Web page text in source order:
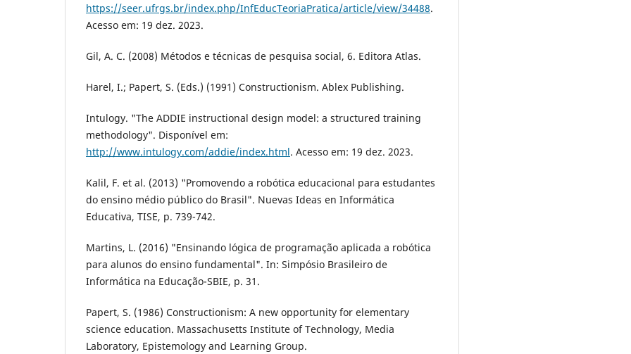
https://seer.ufrgs.br/index.php/InfEducTeoriaPratica/article/view/34488.
Acesso em: 19 dez. 2023.
Gil, A. C. (2008) Métodos e técnicas de pesquisa social, 6. Editora Atlas.
Harel, I.; Papert, S. (Eds.) (1991) Constructionism. Ablex Publishing.
Intulogy. "The ADDIE instructional design model: a structured training
methodology". Disponível em:
http://www.intulogy.com/addie/index.html. Acesso em: 19 dez. 2023.
Kalil, F. et al. (2013) "Promovendo a robótica educacional para estudantes
do ensino médio público do Brasil". Nuevas Ideas en Informática
Educativa, TISE, p. 739-742.
Martins, L. (2016) "Ensinando lógica de programação aplicada a robótica
para alunos do ensino fundamental". In: Simpósio Brasileiro de
Informática na Educação-SBIE, p. 31.
Papert, S. (1986) Constructionism: A new opportunity for elementary
science education. Massachusetts Institute of Technology, Media
Laboratory, Epistemology and Learning Group.